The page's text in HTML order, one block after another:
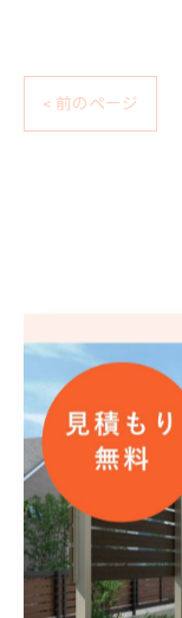
< 前のページ